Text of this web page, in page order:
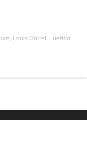
Louis Garrel, Laetitia